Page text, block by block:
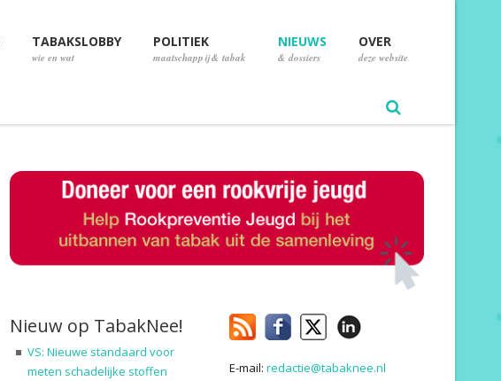
TABAKSLOBBY
wie en wat
POLITIEK
maatschappij & tabak
NIEUWS
& dossiers
OVER
deze website
Nieuw op TabakNee!
VS: Nieuwe standaard voor
meten schadelijke stoffen
E-mail:redactie@tabaknee.nl